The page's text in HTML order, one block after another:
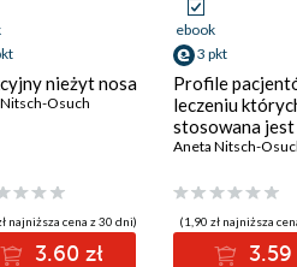
nieżyt nosa
Osuch
najniższa cena z 30 dni)
3.60 zł
ebook
3 pkt
Profile
leczeniu
stosowana jest
lewofloksacyna
Aneta Nitsch-
(1,90 zł najniższa
3.59